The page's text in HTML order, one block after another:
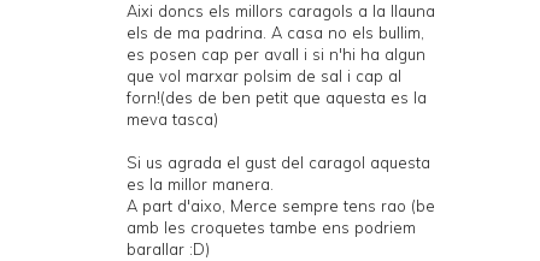
Aixi doncs els millors caragols a la llauna
els de ma padrina. A casa no els bullim,
es posen cap per avall i si n'hi ha algun
que vol marxar polsim de sal i cap al
forn!(des de ben petit que aquesta es la
meva tasca)
Si us agrada el gust del caragol aquesta
es la millor manera.
A part d'aixo, Merce sempre tens rao (be
amb les croquetes tambe ens podriem
barallar :D)